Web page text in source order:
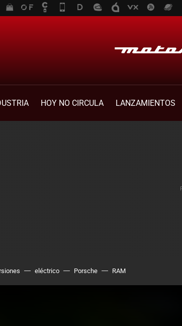
HOY NO CIRCULA LANZAMIENTOS
eléctrico Porsche RAM